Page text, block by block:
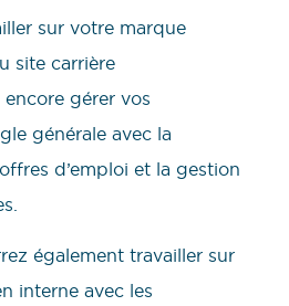
sur votre marque
site carrière
gérer vos
générale avec la
d’emploi et la gestion
également travailler sur
interne avec les